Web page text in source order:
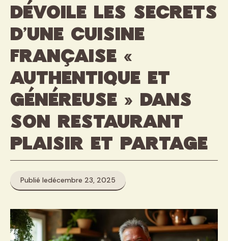
dévoile les secrets
d’une cuisine
française «
authentique et
généreuse » dans
son restaurant
Plaisir et Partage
Publié ledécembre 23, 2025